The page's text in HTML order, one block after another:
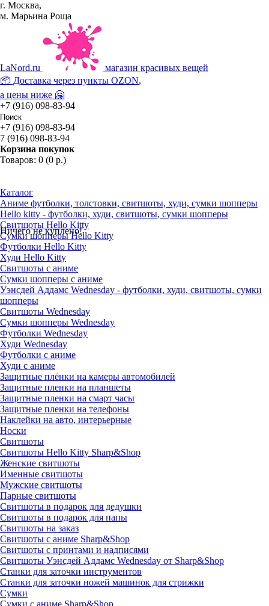
г. Москва,
м. Марьина Роща
LaNord.ru
магазин красивых вещей
📦 Доставка через пункты OZON,
а цены ниже 🤗
+7 (916) 098-83-94
+7 (916) 098-83-94
7 (916) 098-83-94
Корзина покупок
Товаров: 0 (0 р.)
Ничего не куплено!
Каталог
Аниме футболки, толстовки, свитшоты, худи, сумки шопперы
Hello kitty - футболки, худи, свитшоты, сумки шопперы
Свитшоты Hello Kitty
Сумки шопперы Hello Kitty
Футболки Hello Kitty
Худи Hello Kitty
Свитшоты с аниме
Сумки шопперы с аниме
Уэнсдей Аддамс Wednesday - футболки, худи, свитшоты, сумки
шопперы
Свитшоты Wednesday
Сумки шопперы Wednesday
Футболки Wednesday
Худи Wednesday
Футболки с аниме
Худи с аниме
Защитные плёнки на камеры автомобилей
Защитные пленки на планшеты
Защитные пленки на смарт часы
Защитные пленки на телефоны
Наклейки на авто, интерьерные
Носки
Свитшоты
Cвитшоты Hello Kitty Sharp&Shop
Женские свитшоты
Именные свитшоты
Мужские свитшоты
Парные свитшоты
Свитшоты в подарок для дедушки
Свитшоты в подарок для папы
Свитшоты на заказ
Свитшоты с аниме Sharp&Shop
Свитшоты с принтами и надписями
Свитшоты Уэнсдей Аддамс Wednesday от Sharp&Shop
Станки для заточки инструментов
Станки для заточки ножей машинок для стрижки
Сумки
Сумки с аниме Sharp&Shop